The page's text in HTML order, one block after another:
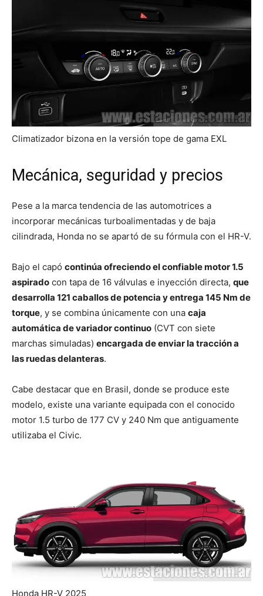
Climatizador bizona en la versión tope de gama EXL
Mecánica, seguridad y precios
Pese a la marca tendencia de las automotrices a
incorporar mecánicas turboalimentadas y de baja
cilindrada, Honda no se apartó de su fórmula con el HR-V.
Bajo el capó continúa ofreciendo el confiable motor 1.5
aspirado con tapa de 16 válvulas e inyección directa, que
desarrolla 121 caballos de potencia y entrega 145 Nm de
torque, y se combina únicamente con una caja
automática de variador continuo (CVT con siete
marchas simuladas) encargada de enviar la tracción a
las ruedas delanteras.
Cabe destacar que en Brasil, donde se produce este
modelo, existe una variante equipada con el conocido
motor 1.5 turbo de 177 CV y 240 Nm que antiguamente
utilizaba el Civic.
Honda HR-V 2025